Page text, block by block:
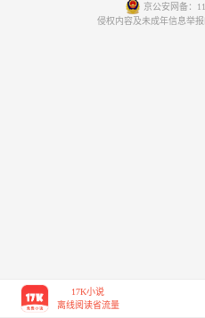
京公安网备：
侵权内容及未成年信息举报
17K小说
离线阅读省流量